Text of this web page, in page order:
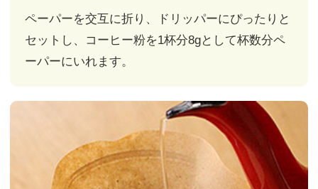
ペーパーを交互に折り、ドリッパーにぴったりと
セットし、コーヒー粉を1杯分8gとして杯数分ペ
ーパーにいれます。